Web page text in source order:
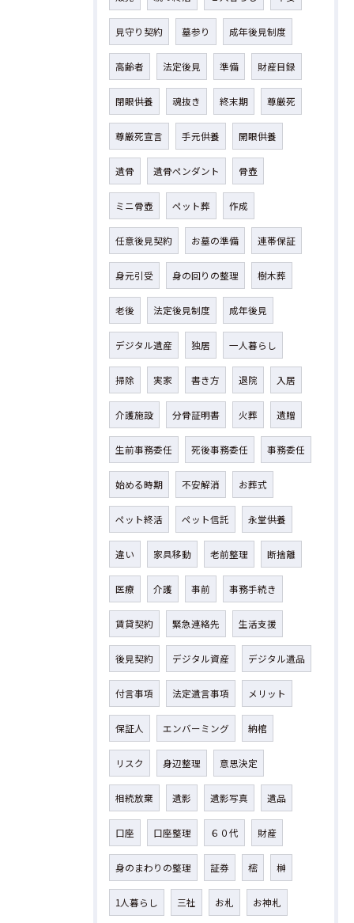
見守り契約 墓参り 成年後見制度
高齢者 法定後見 準備 財産目録
閉眼供養 魂抜き 終末期 尊厳死
尊厳死宣言 手元供養 開眼供養
遺骨 遺骨ペンダント 骨壺
ミニ骨壺 ペット葬 作成
任意後見契約 お墓の準備 連帯保証
身元引受 身の回りの整理 樹木葬
老後 法定後見制度 成年後見
デジタル遺産 独居 一人暮らし
掃除 実家 書き方 退院 入居
介護施設 分骨証明書 火葬 遺贈
生前事務委任 死後事務委任 事務委任
始める時期 不安解消 お葬式
ペット終活 ペット信託 永堂供養
違い 家具移動 老前整理 断捨離
医療 介護 事前 事務手続き
賃貸契約 緊急連絡先 生活支援
後見契約 デジタル資産 デジタル遺品
付言事項 法定遺言事項 メリット
保証人 エンバーミング 納棺
リスク 身辺整理 意思決定
相続放棄 遺影 遺影写真 遺品
口座 口座整理 ６０代 財産
身のまわりの整理 証券 樒 榊
1人暮らし 三社 お札 お神札